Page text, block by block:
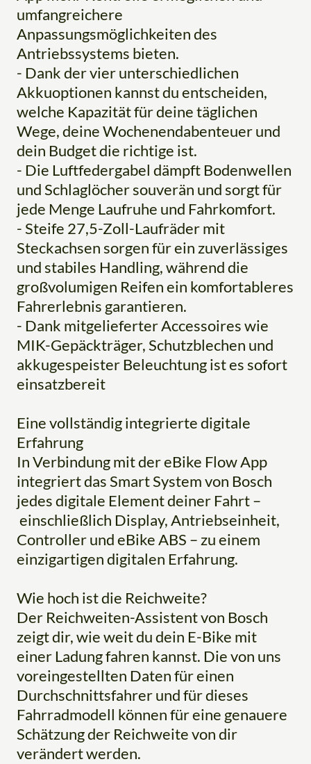
umfangreichere
Anpassungsmöglichkeiten des
Antriebssystems bieten.
- Dank der vier unterschiedlichen
Akkuoptionen kannst du entscheiden,
welche Kapazität für deine täglichen
Wege, deine Wochenendabenteuer und
dein Budget die richtige ist.
- Die Luftfedergabel dämpft Bodenwellen
und Schlaglöcher souverän und sorgt für
jede Menge Laufruhe und Fahrkomfort.
- Steife 27,5-Zoll-Laufräder mit
Steckachsen sorgen für ein zuverlässiges
und stabiles Handling, während die
großvolumigen Reifen ein komfortableres
Fahrerlebnis garantieren.
- Dank mitgelieferter Accessoires wie
MIK-Gepäckträger, Schutzblechen und
akkugespeister Beleuchtung ist es sofort
einsatzbereit
Eine vollständig integrierte digitale
Erfahrung
In Verbindung mit der eBike Flow App
integriert das Smart System von Bosch
jedes digitale Element deiner Fahrt –
einschließlich Display, Antriebseinheit,
Controller und eBike ABS – zu einem
einzigartigen digitalen Erfahrung.
Wie hoch ist die Reichweite?
Der Reichweiten-Assistent von Bosch
zeigt dir, wie weit du dein E-Bike mit
einer Ladung fahren kannst. Die von uns
voreingestellten Daten für einen
Durchschnittsfahrer und für dieses
Fahrradmodell können für eine genauere
Schätzung der Reichweite von dir
verändert werden.